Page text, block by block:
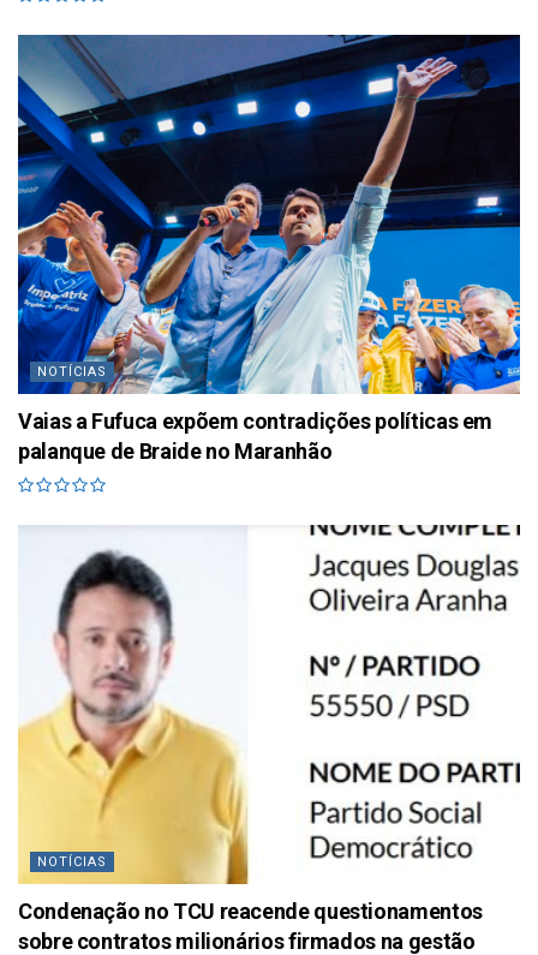
NOTÍCIAS
Vaias a Fufuca expõem contradições políticas em
palanque de Braide no Maranhão
NOTÍCIAS
Condenação no TCU reacende questionamentos
sobre contratos milionários firmados na gestão